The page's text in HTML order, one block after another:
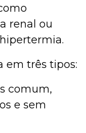
renal ou
em três tipos:
comum,
e sem